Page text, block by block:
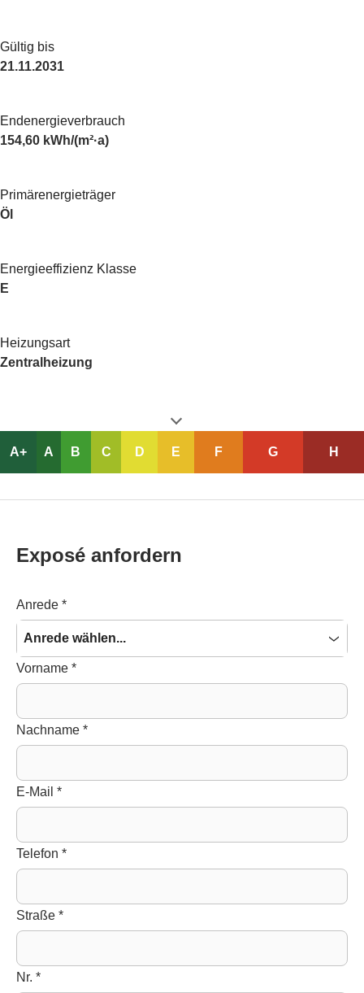
Gültig bis
21.11.2031
Endenergieverbrauch
154,60 kWh/(m²·a)
Primärenergieträger
Öl
Energieeffizienz Klasse
E
Heizungsart
Zentralheizung
A+ A B C D E F G H
Exposé anfordern
Anrede *
Anrede wählen...
Vorname *
Nachname *
E-Mail *
Telefon *
Straße *
Nr. *